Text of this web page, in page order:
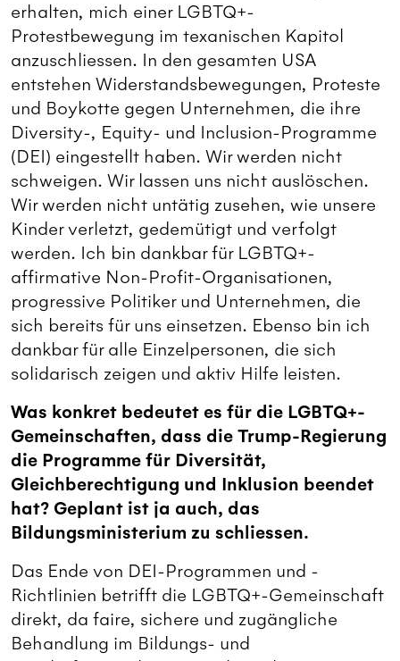
erhalten, mich einer LGBTQ+-
Protestbewegung im texanischen Kapitol
anzuschliessen. In den gesamten USA
entstehen Widerstandsbewegungen, Proteste
und Boykotte gegen Unternehmen, die ihre
Diversity-, Equity- und Inclusion-Programme
(DEI) eingestellt haben. Wir werden nicht
schweigen. Wir lassen uns nicht auslöschen.
Wir werden nicht untätig zusehen, wie unsere
Kinder verletzt, gedemütigt und verfolgt
werden. Ich bin dankbar für LGBTQ+-
affirmative Non-Profit-Organisationen,
progressive Politiker und Unternehmen, die
sich bereits für uns einsetzen. Ebenso bin ich
dankbar für alle Einzelpersonen, die sich
solidarisch zeigen und aktiv Hilfe leisten.
Was konkret bedeutet es für die LGBTQ+-
Gemeinschaften, dass die Trump-Regierung
die Programme für Diversität,
Gleichberechtigung und Inklusion beendet
hat? Geplant ist ja auch, das
Bildungsministerium zu schliessen.
Das Ende von DEI-Programmen und -
Richtlinien betrifft die LGBTQ+-Gemeinschaft
direkt, da faire, sichere und zugängliche
Behandlung im Bildungs- und